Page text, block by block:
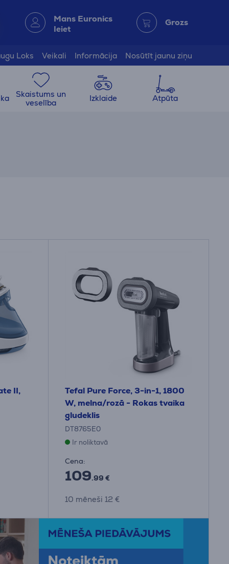
Mans Euronics
Ieiet
Grozs
Loks Veikali Informācija Nosūtīt jaunu ziņu
Skaistums un
veselība
Izklaide Atpūta
II,
Tefal Pure Force, 3-in-1, 1800
W, melna/rozā - Rokas tvaika
gludeklis
DT8765E0
Ir noliktavā
Cena:
109.99 €
10 mēneši 12 €